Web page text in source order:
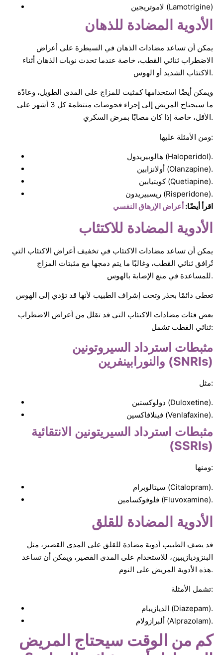
لاموتريجين (Lamotrigine)
الأدوية المضادة للذهان
يمكن أن تساعد مضادات الذهان في السيطرة على أعراض
الاضطراب ثنائي القطب، خاصة عندما تحدث نوبات الذهان أثناء
الاكتئاب الشديد أو الهوس.
ويمكن أيضًا استخدامها كمثبت للمزاج على المدى الطويل، وعادًة
ما سيحتاج المريض إلى إجراء فحوصات منتظمة كل 3 أشهر على
الأقل، خاصة إذا كان مصابًا بمرض السكري.
ومن الأمثلة عليها:
هالوبيريدول (Haloperidol).
أولانزابين (Olanzapine).
كويتيابين (Quetiapine).
ريسبيريدون (Risperidone).
اقرأ أيضًا: أعراض الإرهاق النفسي
الأدوية المضادة للاكتئاب
يمكن أن تساعد مضادات الاكتئاب في تخفيف أعراض الاكتئاب التي
تُرافق ثنائي القطب، وغالبًا ما يتم دمجها مع مثبتات المزاج
للمساعدة في منع الإصابة بالهوس.
تعطى دائمًا بحذر وتحت إشراف الطبيب لأنها قد تؤدي إلى الهوس
بعض فئات مضادات الاكتئاب التي قد تقلل من أعراض الاضطراب
ثنائي القطب تشمل:
مثبطات استرداد السيروتونين
والنورابينفرين (SNRIs)
مثل:
دولوكستين (Duloxetine).
فينلافاكسين (Venlafaxine).
مثبطات استرداد السيريتونين الانتقائية
(SSRIs)
ومنها:
سيتالوبرام (Citalopram).
فلوفوكسامين (Fluvoxamine).
الأدوية المضادة للقلق
قد يصف الطبيب أدوية مضادة للقلق على المدى القصير، مثل
البنزوديازيبين، للاستخدام على المدى القصير، ويمكن أن تساعد
هذه الأدوية المريض على النوم.
تشمل الأمثلة:
الديازيبام (Diazepam).
ألبرازولام (Alprazolam).
كم من الوقت سيحتاج المريض